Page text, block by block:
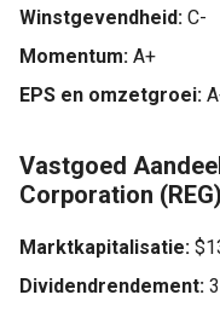
Winstgevendheid: C-
Momentum: A+
EPS en omzetgroei:
Vastgoed
Corporation (REG)
Marktkapitalisatie:
Dividendrendement: